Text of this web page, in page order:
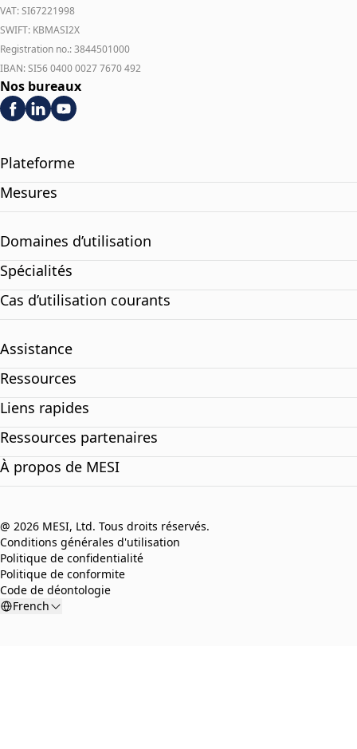
VAT: SI67221998
SWIFT: KBMASI2X
Registration no.: 3844501000
IBAN: SI56 0400 0027 7670 492
Nos bureaux
Plateforme
Mesures
Domaines d’utilisation
Spécialités
Cas d’utilisation courants
Assistance
Ressources
Liens rapides
Ressources partenaires
À propos de MESI
@ 2026 MESI, Ltd. Tous droits réservés.
Conditions générales d'utilisation
Politique de confidentialité
Politique de conformite
Code de déontologie
French